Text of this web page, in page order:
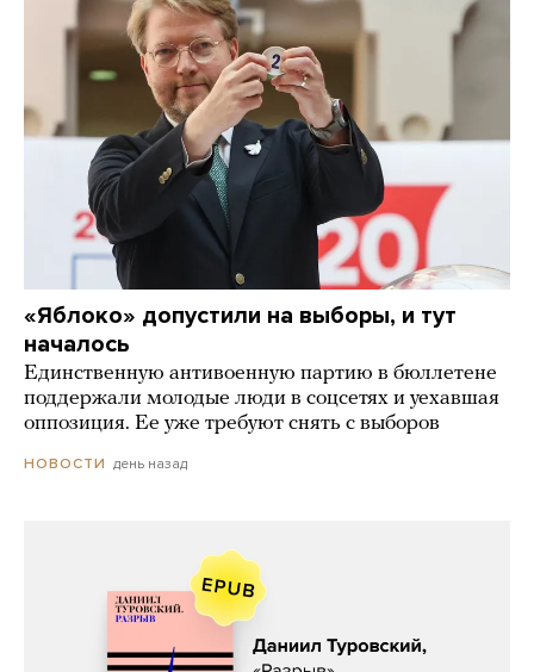
«Яблоко» допустили на выборы, и тут
началось
Единственную антивоенную партию в бюллетене
поддержали молодые люди в соцсетях и уехавшая
оппозиция. Ее уже требуют снять с выборов
НОВОСТИ день назад